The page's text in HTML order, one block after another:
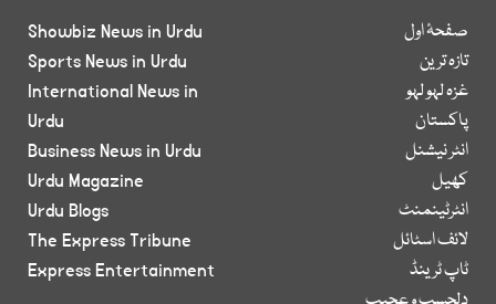
صفحۂ اول
تازہ ترین
غزہ لہو لہو
پاکستان
انٹر نیشنل
کھیل
انٹرٹینمنٹ
لائف اسٹائل
ٹاپ ٹرینڈ
Showbiz News in Urdu
Sports News in Urdu
International News in
Urdu
Business News in Urdu
Urdu Magazine
Urdu Blogs
The Express Tribune
Express Entertainment